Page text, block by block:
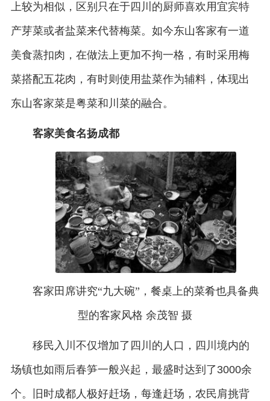
上较为相似，区别只在于四川的厨师喜欢用宜宾特
产芽菜或者盐菜来代替梅菜。如今东山客家有一道
美食蒸扣肉，在做法上更加不拘一格，有时采用梅
菜搭配五花肉，有时则使用盐菜作为辅料，体现出
东山客家菜是粤菜和川菜的融合。
客家美食名扬成都
客家田席讲究“九大碗”，餐桌上的菜肴也具备典
型的客家风格 余茂智 摄
移民入川不仅增加了四川的人口，四川境内的
场镇也如雨后春笋一般兴起，最盛时达到了3000余
个。旧时成都人极好赶场，每逢赶场，农民肩挑背